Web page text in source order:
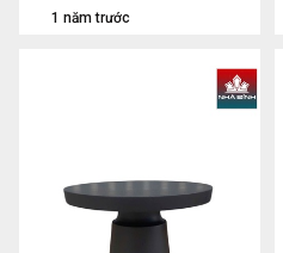
1 năm trước